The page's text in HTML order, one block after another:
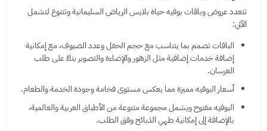
تتعدد عروض وباقات بوفيه حياة بلايس الرياض السليمانية وتتنوع لتشمل
الآتي:
الباقات تصمم بما يتناسب مع حجم الحفل وعدد الضيوف، مع إمكانية
إضافة خدمات إضافية مثل الزهور والإضاءة والتصوير بناءً على طلب
العرسان.
أسعار البوفيه مميزة مما يعكس مستوى فخامة وجودة الخدمة والطعام.
البوفيه مفتوح ويشمل مجموعة متنوعة من الأطباق العربية والعالمية،
بالإضافة إلى إمكانية طهي الذبائح وفق الطلب.